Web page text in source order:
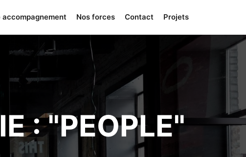
accompagnement Nos forces Contact Projets
: "PEOPLE"